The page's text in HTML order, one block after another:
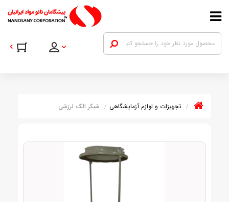
تجهیزات و لوازم آزمایشگاهی شیکر الک لرزشی